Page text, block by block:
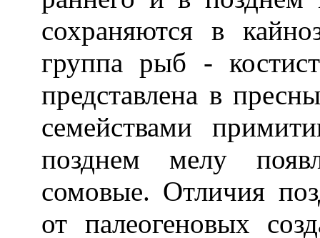
сохраняются в
группа рыб -
представлена в
семействами
позднем мелу
сомовые. Отличия
от палеогеновых